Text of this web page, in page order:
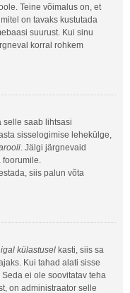
Teine võimalus on, et
on tavaks kustutada
suurust. Kui sinu
korral rohkem
selle saab lihtsasi
sisselogimise lehekülge,
. Jälgi järgnevaid
foorumile.
siis palun võta
külastusel kasti, siis sa
Kui tahad alati sisse
ei ole soovitatav teha
on administraator selle